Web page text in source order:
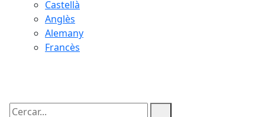
Castellà
Anglès
Alemany
Francès